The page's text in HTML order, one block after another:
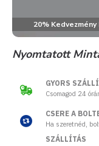
20% Kedvezmény
Nyomtatott
GYORS
Csomagod 24
CSERE A
Ha szeretnéd,
SZÁLLÍTÁS